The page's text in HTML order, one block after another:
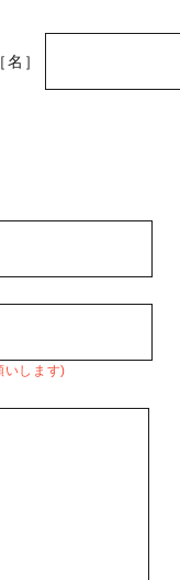
［名］
いします)